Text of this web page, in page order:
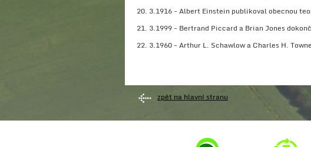
20. 3.1916 - Albert Einstein publikoval obecnou
21. 3.1999 - Bertrand Piccard a Brian Jones
22. 3.1960 - Arthur L. Schawlow a Charles H.
zpět na hlavní stranu